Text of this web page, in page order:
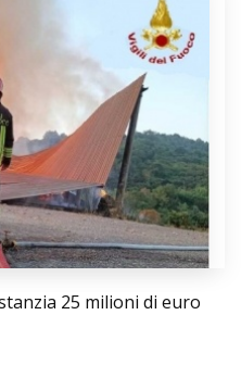
25 milioni di euro